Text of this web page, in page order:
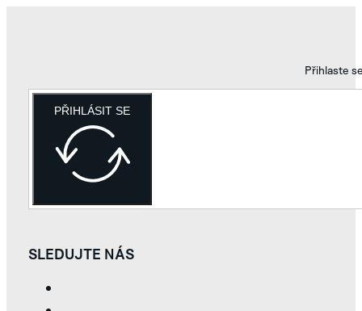
Přihlaste
PŘIHLÁSIT SE
SLEDUJTE NÁS